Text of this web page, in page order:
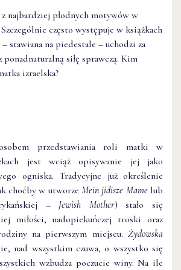
najbardziej płodnych motywów w
często występuje w książkach
stawiana na piedestale – uchodzi za
ponadnaturalną siłę sprawczą. Kim
izraelska?
przedstawiania roli matki w
jest wciąż opisywanie jej jako
ogniska. Tradycyjne już określenie
choćby w utworzeMein jidisze Mamelub
– Jewish Mother) stało się
miłości, nadopiekuńczej troski oraz
na pierwszym miejscu. Żydowska
nad wszystkim czuwa, o wszystko się
wzbudza poczucie winy. Na ile